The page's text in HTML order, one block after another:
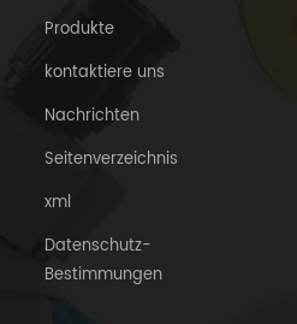
Produkte
kontaktiere uns
Nachrichten
Seitenverzeichnis
xml
Datenschutz-
Bestimmungen